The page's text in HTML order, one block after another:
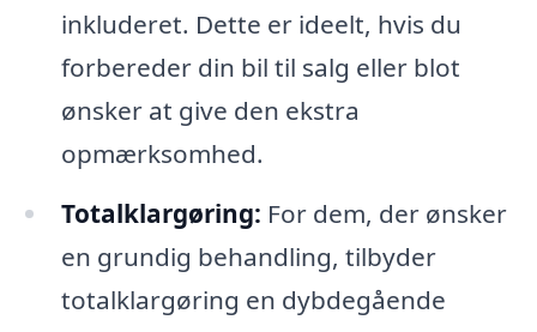
inkluderet. Dette er ideelt, hvis du
forbereder din bil til salg eller blot
ønsker at give den ekstra
opmærksomhed.
Totalklargøring: For dem, der ønsker
en grundig behandling, tilbyder
totalklargøring en dybdegående